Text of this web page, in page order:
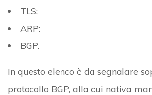
TLS;
ARP;
BGP.
In questo elenco è da segnalare
protocollo BGP, alla cui nativa